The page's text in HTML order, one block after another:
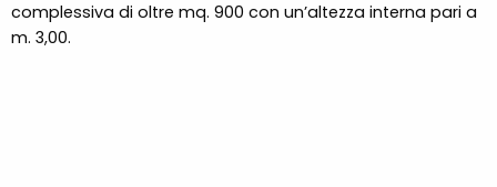
complessiva di oltre mq. 900 con un’altezza interna pari a
m. 3,00.